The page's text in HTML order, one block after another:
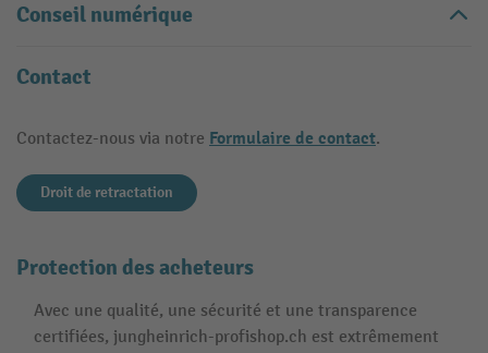
Conseil numérique
Contact
Contactez-nous via notre Formulaire de contact.
Droit de retractation
Protection des acheteurs
Avec une qualité, une sécurité et une transparence
certifiées, jungheinrich-profishop.ch est extrêmement